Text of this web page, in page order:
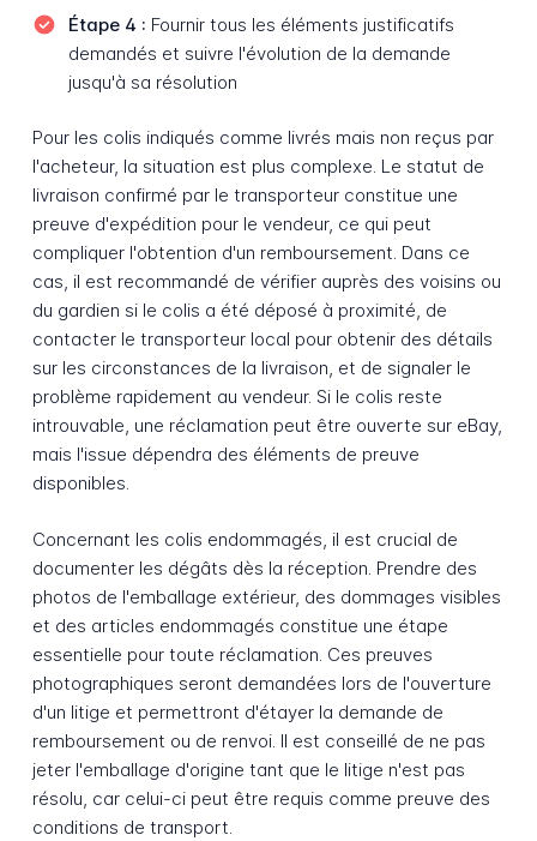
Étape 4 : Fournir tous les éléments justificatifs
demandés et suivre l'évolution de la demande
jusqu'à sa résolution
Pour les colis indiqués comme livrés mais non reçus par
l'acheteur, la situation est plus complexe. Le statut de
livraison confirmé par le transporteur constitue une
preuve d'expédition pour le vendeur, ce qui peut
compliquer l'obtention d'un remboursement. Dans ce
cas, il est recommandé de vérifier auprès des voisins ou
du gardien si le colis a été déposé à proximité, de
contacter le transporteur local pour obtenir des détails
sur les circonstances de la livraison, et de signaler le
problème rapidement au vendeur. Si le colis reste
introuvable, une réclamation peut être ouverte sur eBay,
mais l'issue dépendra des éléments de preuve
disponibles.
Concernant les colis endommagés, il est crucial de
documenter les dégâts dès la réception. Prendre des
photos de l'emballage extérieur, des dommages visibles
et des articles endommagés constitue une étape
essentielle pour toute réclamation. Ces preuves
photographiques seront demandées lors de l'ouverture
d'un litige et permettront d'étayer la demande de
remboursement ou de renvoi. Il est conseillé de ne pas
jeter l'emballage d'origine tant que le litige n'est pas
résolu, car celui-ci peut être requis comme preuve des
conditions de transport.